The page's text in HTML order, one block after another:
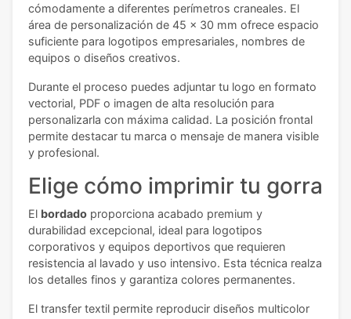
cómodamente a diferentes perímetros craneales. El
área de personalización de 45 x 30 mm ofrece espacio
suficiente para logotipos empresariales, nombres de
equipos o diseños creativos.
Durante el proceso puedes adjuntar tu logo en formato
vectorial, PDF o imagen de alta resolución para
personalizarla con máxima calidad. La posición frontal
permite destacar tu marca o mensaje de manera visible
y profesional.
Elige cómo imprimir tu gorra
El bordado proporciona acabado premium y
durabilidad excepcional, ideal para logotipos
corporativos y equipos deportivos que requieren
resistencia al lavado y uso intensivo. Esta técnica realza
los detalles finos y garantiza colores permanentes.
El transfer textil permite reproducir diseños multicolor